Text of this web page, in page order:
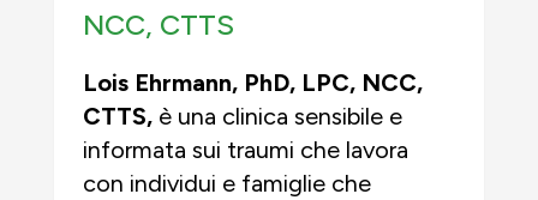
NCC, CTTS
Lois Ehrmann, PhD, LPC, NCC,
CTTS, è una clinica sensibile e
informata sui traumi che lavora
con individui e famiglie che